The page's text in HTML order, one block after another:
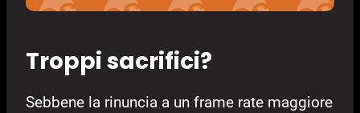
Troppi sacrifici?
Sebbene la rinuncia a un frame rate maggiore